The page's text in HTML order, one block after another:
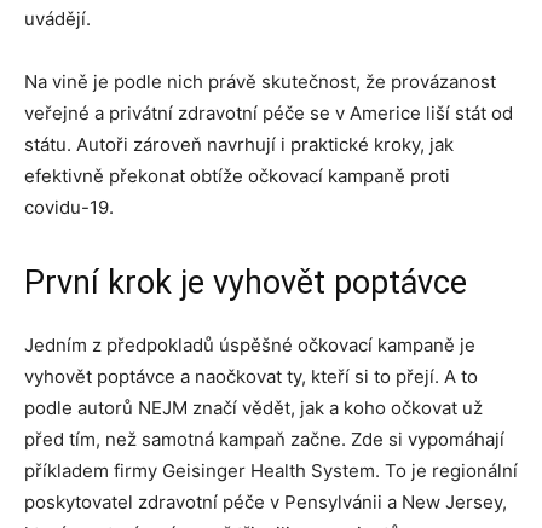
uvádějí.
Na vině je podle nich právě skutečnost, že provázanost
veřejné a privátní zdravotní péče se v Americe liší stát od
státu. Autoři zároveň navrhují i praktické kroky, jak
efektivně překonat obtíže očkovací kampaně proti
covidu-19.
První krok je vyhovět poptávce
Jedním z předpokladů úspěšné očkovací kampaně je
vyhovět poptávce a naočkovat ty, kteří si to přejí. A to
podle autorů NEJM značí vědět, jak a koho očkovat už
před tím, než samotná kampaň začne. Zde si vypomáhají
příkladem firmy Geisinger Health System. To je regionální
poskytovatel zdravotní péče v Pensylvánii a New Jersey,